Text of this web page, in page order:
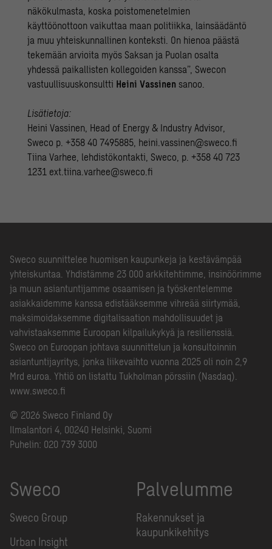
näkökulmasta, koska poistomenetelmien
käyttöönottoon vaikuttaa maan politiikka, lainsäädäntö
ja muu yhteiskunnallinen konteksti. On hienoa päästä
tekemään arvioita myös Saksan ja Puolan osalta
yhdessä paikallisten kollegoiden kanssa”, Swecon
vastuullisuuskonsultti Heini Vassinen sanoo.
Lisätietoja:
Heini Vassinen, Head of Energy & Industry Advisor,
Sweco p. +358 40 7495885, heini.vassinen@sweco.fi
Tiina Varhee, lehdistökontakti, Sweco, p. +358 40 723
1231 ext.tiina.varhee@sweco.fi
Sweco suunnittelee huomisen kaupunkeja ja kestävämpää
yhteiskuntaa. Yhdistämme 23 000 arkkitehtimme, insinöörimme
ja muun asiantuntijamme osaamisen ja työskentelemme
asiakkaidemme kanssa edistääksemme vihreää siirtymää,
maksimoidaksemme digitalisaation mahdollisuudet ja
vahvistaaksemme Euroopan kilpailukykyä ja resilienssiä.
Sweco on Euroopan johtava suunnittelun ja konsultoinnin
asiantuntijayritys, jonka liikevaihto vuonna 2025 oli noin 2,9
Mrd euroa. Yhtiö on listattu Tukholman pörssiin (Nasdaq).
www.sweco.fi
© 2026 Sweco Finland Oy
Ilmalantori 4, 00240 Helsinki, Suomi
Puhelin: 020 739 3000
Sweco
Sweco Group
Urban Insight
Palvelumme
Rakennukset ja
kaupunkikehitys